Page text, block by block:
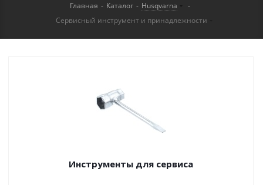
Главная - Каталог - Husqvarna
-
Сервисный инструмент и принадлежности
Инструменты для сервиса